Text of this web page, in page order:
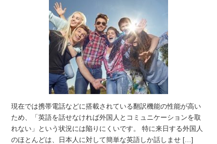
現在では携帯電話などに搭載されている翻訳機能の性能が高い
ため、「英語を話せなければ外国人とコミュニケーションを取
れない」という状況には陥りにくいです。 特に来日する外国人
のほとんどは、日本人に対して簡単な英語しか話しませ […]